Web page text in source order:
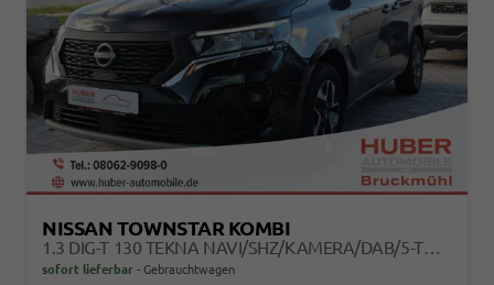
NISSAN TOWNSTAR KOMBI
1.3 DIG-T 130 TEKNA NAVI/SHZ/KAMERA/DAB/5-TÜRIG/TEMPOMAT/KLIMAAUT/LED
sofort lieferbar Gebrauchtwagen